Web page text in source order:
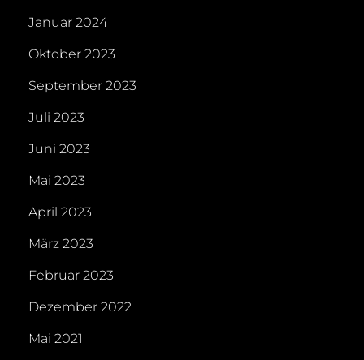
Januar 2024
Oktober 2023
September 2023
Juli 2023
Juni 2023
Mai 2023
April 2023
März 2023
Februar 2023
Dezember 2022
Mai 2021